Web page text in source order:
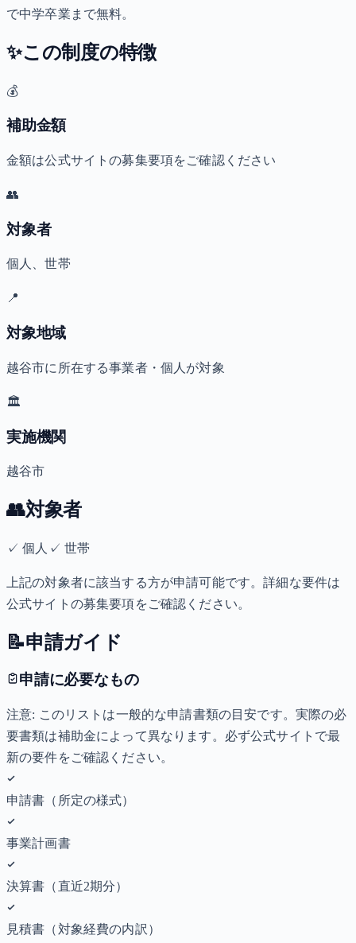
で中学卒業まで無料。
✨この制度の特徴
💰
補助金額
金額は公式サイトの募集要項をご確認ください
👥
対象者
個人、世帯
📍
対象地域
越谷市に所在する事業者・個人が対象
🏛️
実施機関
越谷市
👥対象者
✓個人 ✓ 世帯
上記の対象者に該当する方が申請可能です。詳細な要件は
公式サイトの募集要項をご確認ください。
📝申請ガイド
申請に必要なもの
注意: このリストは一般的な申請書類の目安です。実際の必
要書類は補助金によって異なります。必ず公式サイトで最
新の要件をご確認ください。
申請書（所定の様式）
事業計画書
決算書（直近2期分）
見積書（対象経費の内訳）